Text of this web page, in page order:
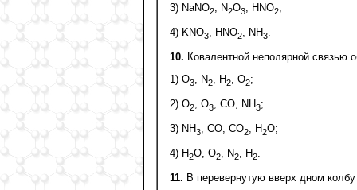
3) NaNO2 , N2О3 , НNO2;
4) KNО3 , НNO2 , NН3
10. Ковалентной неполярной связью
1) O3, N2, H2, О2;
2) O2, O3, СО, NН3;
3) NH3, CO, CO2, H2O;
4) Н2O, O2, N2, H2.
11. В перевернутую вверх дном